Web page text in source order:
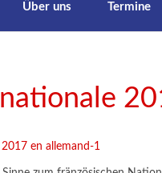
Über uns Termine
en allemand-1